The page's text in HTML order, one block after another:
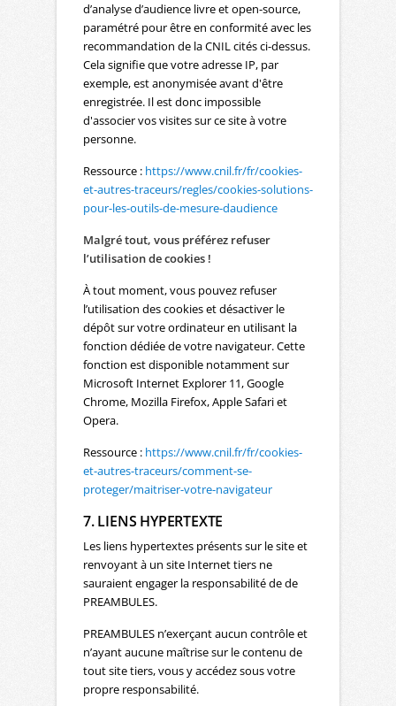
d’analyse d’audience livre et open-source,
paramétré pour être en conformité avec les
recommandation de la CNIL cités ci-dessus.
Cela signifie que votre adresse IP, par
exemple, est anonymisée avant d'être
enregistrée. Il est donc impossible
d'associer vos visites sur ce site à votre
personne.
Ressource : https://www.cnil.fr/fr/cookies-
et-autres-traceurs/regles/cookies-solutions-
pour-les-outils-de-mesure-daudience
Malgré tout, vous préférez refuser
l’utilisation de cookies !
À tout moment, vous pouvez refuser
l’utilisation des cookies et désactiver le
dépôt sur votre ordinateur en utilisant la
fonction dédiée de votre navigateur. Cette
fonction est disponible notamment sur
Microsoft Internet Explorer 11, Google
Chrome, Mozilla Firefox, Apple Safari et
Opera.
Ressource : https://www.cnil.fr/fr/cookies-
et-autres-traceurs/comment-se-
proteger/maitriser-votre-navigateur
7. LIENS HYPERTEXTE
Les liens hypertextes présents sur le site et
renvoyant à un site Internet tiers ne
sauraient engager la responsabilité de de
PREAMBULES.
PREAMBULES n’exerçant aucun contrôle et
n’ayant aucune maîtrise sur le contenu de
tout site tiers, vous y accédez sous votre
propre responsabilité.